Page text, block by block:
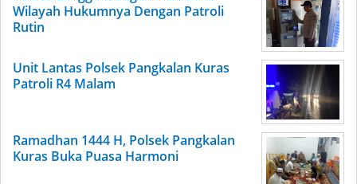
Wilayah Hukumnya Dengan Patroli
Rutin
Unit Lantas Polsek Pangkalan Kuras
Patroli R4 Malam
Ramadhan 1444 H, Polsek Pangkalan
Kuras Buka Puasa Harmoni